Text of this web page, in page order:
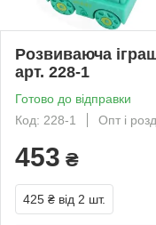
Розвиваюча
арт. 228-1
Готово до відправки
Код: 228-1
Опт і
453 ₴
425 ₴ від 2 шт.